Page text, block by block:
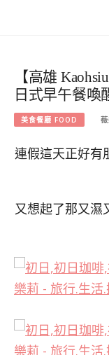
【高雄
日式早午餐喚
美食餐廳 FOOD
連假這天正好有
又想起了那又濕